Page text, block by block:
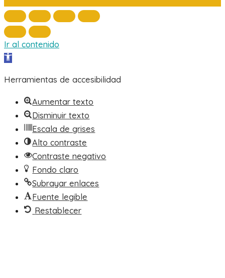
Ir al contenido
Abrir barra de herramientas
Herramientas de accesibilidad
Aumentar texto
Disminuir texto
Escala de grises
Alto contraste
Contraste negativo
Fondo claro
Subrayar enlaces
Fuente legible
Restablecer